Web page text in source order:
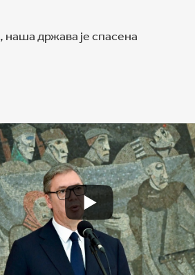
држава је спасена